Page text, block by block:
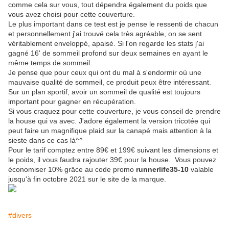
comme cela sur vous, tout dépendra également du poids que
vous avez choisi pour cette couverture.
Le plus important dans ce test est je pense le ressenti de chacun
et personnellement j'ai trouvé cela très agréable, on se sent
véritablement enveloppé, apaisé. Si l'on regarde les stats j'ai
gagné 16' de sommeil profond sur deux semaines en ayant le
même temps de sommeil.
Je pense que pour ceux qui ont du mal à s'endormir où une
mauvaise qualité de sommeil, ce produit peux être intéressant.
Sur un plan sportif, avoir un sommeil de qualité est toujours
important pour gagner en récupération.
Si vous craquez pour cette couverture, je vous conseil de prendre
la house qui va avec. J'adore également la version tricotée qui
peut faire un magnifique plaid sur la canapé mais attention à la
sieste dans ce cas là^^
Pour le tarif comptez entre 89€ et 199€ suivant les dimensions et
le poids, il vous faudra rajouter 39€ pour la house. Vous pouvez
économiser 10% grâce au code promo runnerlife35-10 valable
jusqu'à fin octobre 2021 sur le site de la marque.
#divers